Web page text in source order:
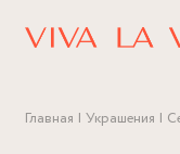
Главная Украшения